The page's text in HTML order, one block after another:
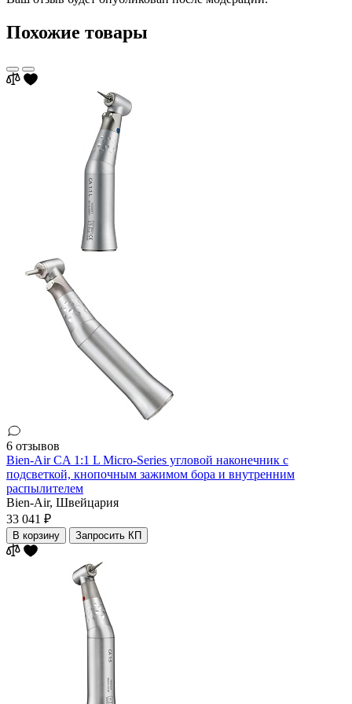
Похожие товары
6 отзывов
Bien-Air CA 1:1 L Micro-Series угловой наконечник с
подсветкой, кнопочным зажимом бора и внутренним
распылителем
Bien-Air, Швейцария
33 041 ₽
В корзину Запросить КП